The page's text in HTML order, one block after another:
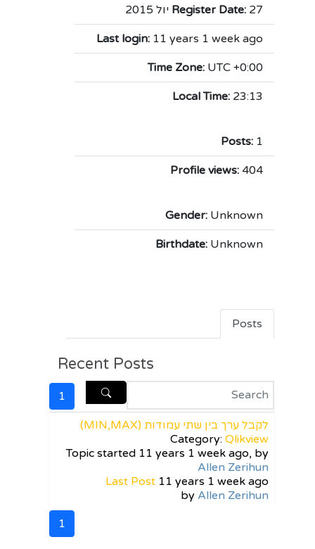
Register Date: 27 יול 2015
Last login: 11 years 1 week ago
Time Zone: UTC +0:00
Local Time: 23:13
Posts: 1
Profile views: 404
Gender: Unknown
Birthdate: Unknown
Posts
Recent Posts
1
לקבל ערך בין שתי עמודות (MIN,MAX)
Category: Qlikview
Topic started 11 years 1 week ago, by
Allen Zerihun
Last Post 11 years 1 week ago
by Allen Zerihun
1